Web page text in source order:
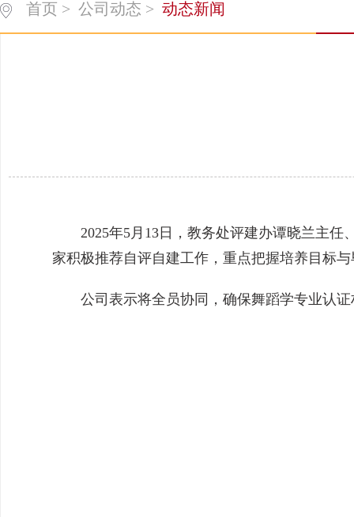
首页 > 公司动态 > 动态新闻
2025年5月13日，教务处评建办谭晓兰主
家积极推荐自评自建工作，重点把握培养目标
公司表示将全员协同，确保舞蹈学专业认